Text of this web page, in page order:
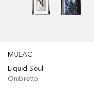
MULAC
Liquid Soul
Ombretto